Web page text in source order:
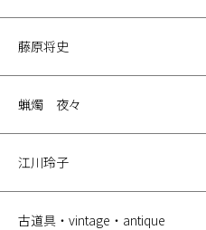
藤原将史
蝋燭 夜々
江川玲子
古道具・vintage・antique